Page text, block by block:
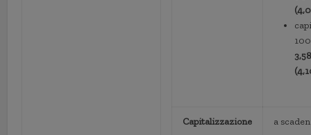
Capitalizzazione a